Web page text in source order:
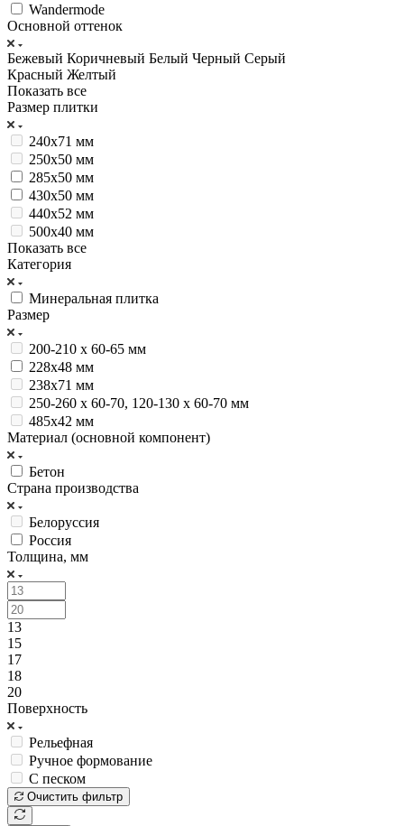
Wandermode
Основной оттенок
Бежевый Коричневый Белый Черный Серый
Красный Желтый
Показать все
Размер плитки
240x71 мм
250х50 мм
285х50 мм
430х50 мм
440х52 мм
500х40 мм
Показать все
Категория
Минеральная плитка
Размер
200-210 х 60-65 мм
228х48 мм
238x71 мм
250-260 x 60-70, 120-130 x 60-70 мм
485x42 мм
Материал (основной компонент)
Бетон
Страна производства
Белоруссия
Россия
Толщина, мм
13
15
17
18
20
Поверхность
Рельефная
Ручное формование
С песком
Очистить фильтр